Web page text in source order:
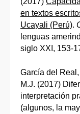
en textos
Ucayali (Perú).
lenguas
siglo XXI, 153-
García del
M.J. (2017)
interpretación
(algunos, la